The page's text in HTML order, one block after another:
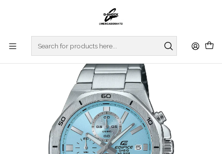
EDIFICE
Standard Chrono EFV-640D-2BVUEF